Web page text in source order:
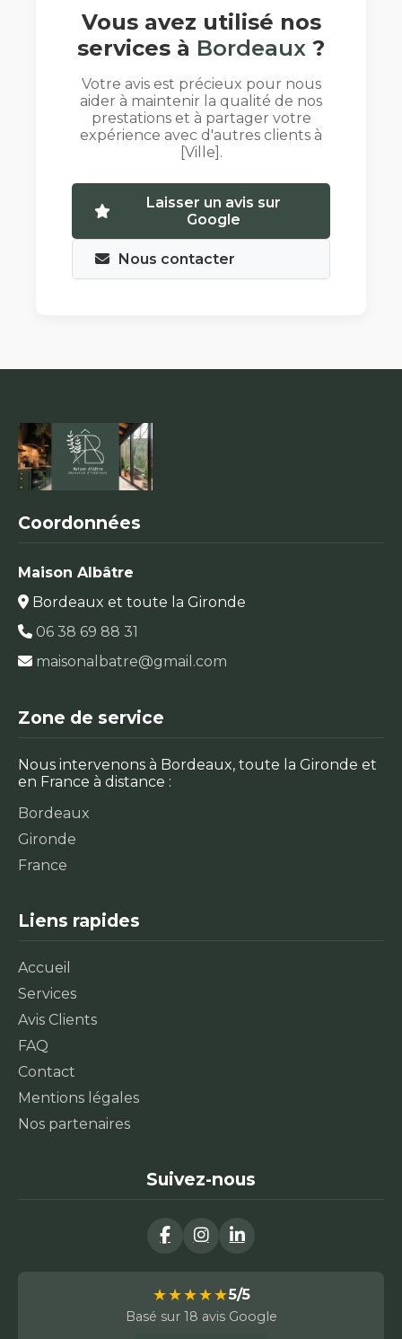
Vous avez utilisé nos
services à Bordeaux ?
Votre avis est précieux pour nous
aider à maintenir la qualité de nos
prestations et à partager votre
expérience avec d'autres clients à
[Ville].
Laisser un avis sur
Google
Nous contacter
Coordonnées
Maison Albâtre
Bordeaux et toute la Gironde
06 38 69 88 31
maisonalbatre@gmail.com
Zone de service
Nous intervenons à Bordeaux, toute la Gironde et
en France à distance :
Bordeaux
Gironde
France
Liens rapides
Accueil
Services
Avis Clients
FAQ
Contact
Mentions légales
Nos partenaires
Suivez-nous
★★★★★5/5
Basé sur 18 avis Google